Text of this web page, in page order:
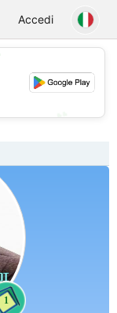
Accedi
1